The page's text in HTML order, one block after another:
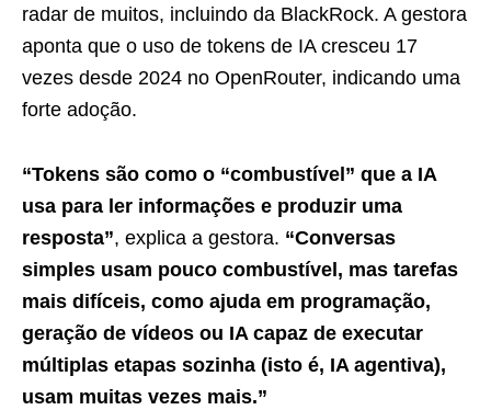
radar de muitos, incluindo da BlackRock. A gestora
aponta que o uso de tokens de IA cresceu 17
vezes desde 2024 no OpenRouter, indicando uma
forte adoção.
“Tokens são como o “combustível” que a IA
usa para ler informações e produzir uma
resposta”, explica a gestora. “Conversas
simples usam pouco combustível, mas tarefas
mais difíceis, como ajuda em programação,
geração de vídeos ou IA capaz de executar
múltiplas etapas sozinha (isto é, IA agentiva),
usam muitas vezes mais.”